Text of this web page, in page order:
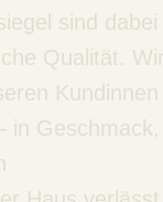
sind dabei
Qualität. Wir
Kundinnen
in Geschmack,